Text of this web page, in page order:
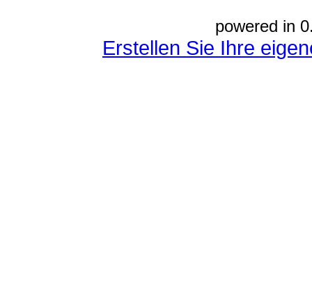
powered in
Erstellen Sie Ihre